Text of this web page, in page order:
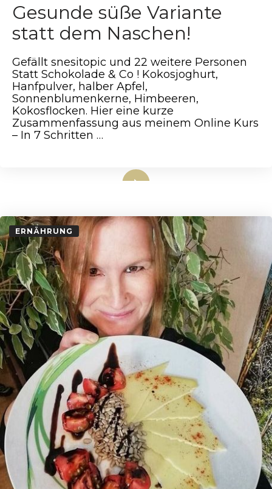
Gesunde süße Variante
statt dem Naschen!
Gefällt snesitopic und 22 weitere Personen
Statt Schokolade & Co ! Kokosjoghurt,
Hanfpulver, halber Apfel,
Sonnenblumenkerne, Himbeeren,
Kokosflocken. Hier eine kurze
Zusammenfassung aus meinem Online Kurs
– In 7 Schritten …
ERNÄHRUNG